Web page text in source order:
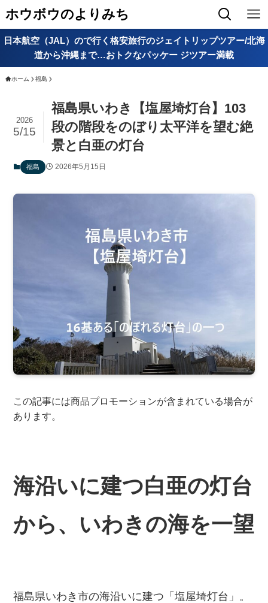
ホウボウのよりみち
日本航空（JAL）ので行く格安旅行のジェイトリップツアー/北海
道から沖縄まで…おトクなパッケー ジツアー満載
ホーム 福島
福島県いわき【塩屋埼灯台】103
段の階段をのぼり太平洋を望む絶
景と白亜の灯台
2026
5/15
福島 2026年5月15日
この記事には商品プロモーションが含まれている場合が
あります。
海沿いに建つ白亜の灯台
から、いわきの海を一望
福島県いわき市の海沿いに建つ「塩屋埼灯台」。